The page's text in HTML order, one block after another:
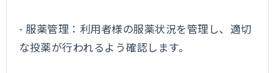
- 服薬管理：利用者様の服薬状況を管理し、適切
な投薬が行われるよう確認します。